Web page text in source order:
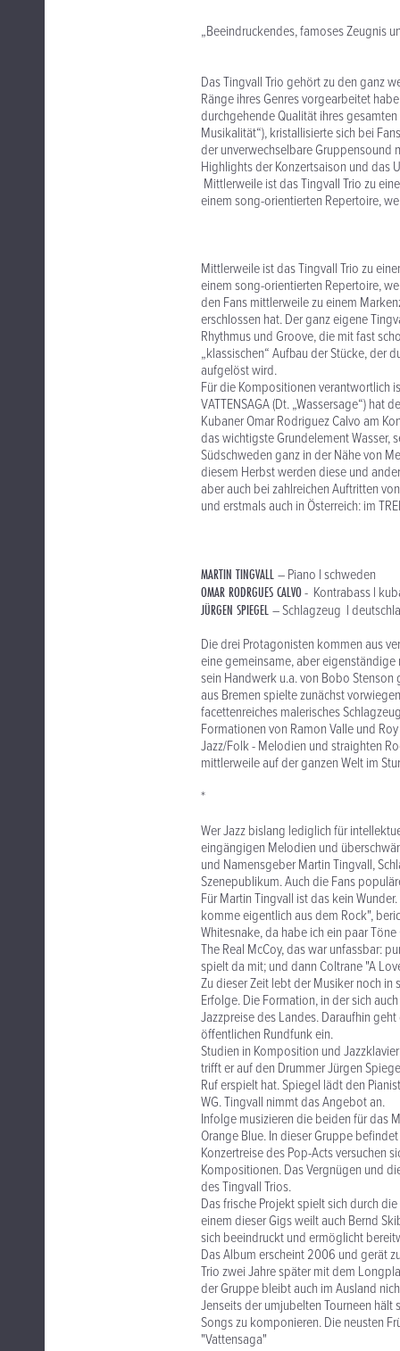
„Beeindruckendes, famoses Zeugnis
Das Tingvall Trio gehört zu den ganz
Ränge ihres Genres vorgearbeitet
durchgehende Qualität ihres
Musikalität“), kristallisierte sich bei
der unverwechselbare Gruppensound
Highlights der Konzertsaison und das
Mittlerweile ist das Tingvall Trio zu
einem song-orientierten Repertoire,
Mittlerweile ist das Tingvall Trio zu
einem song-orientierten Repertoire,
den Fans mittlerweile zu einem
erschlossen hat. Der ganz eigene
Rhythmus und Groove, die mit fast
„klassischen“ Aufbau der Stücke, der
aufgelöst wird.
Für die Kompositionen verantwortlich
VATTENSAGA (Dt. „Wassersage“)
Kubaner Omar Rodriguez Calvo am
das wichtigste Grundelement Wasser,
Südschweden ganz in der Nähe von
diesem Herbst werden diese und
aber auch bei zahlreichen Auftritten
und erstmals auch in Österreich: im
MARTIN TINGVALL– Piano l schweden
OMAR RODRGUES CALVO- Kontrabass l
JÜRGEN SPIEGEL– Schlagzeug l
Die drei Protagonisten kommen aus
eine gemeinsame, aber
sein Handwerk u.a. von Bobo
aus Bremen spielte zunächst
facettenreiches malerisches
Formationen von Ramon Valle und
Jazz/Folk - Melodien und straighten
mittlerweile auf der ganzen Welt im
*
Wer Jazz bislang lediglich für
eingängigen Melodien und
und Namensgeber Martin Tingvall,
Szenepublikum. Auch die Fans
Für Martin Tingvall ist das kein
komme eigentlich aus dem Rock",
Whitesnake, da habe ich ein paar
The Real McCoy, das war unfassbar:
spielt da mit; und dann Coltrane "A
Zu dieser Zeit lebt der Musiker noch
Erfolge. Die Formation, in der sich
Jazzpreise des Landes. Daraufhin
öffentlichen Rundfunk ein.
Studien in Komposition und
trifft er auf den Drummer Jürgen
Ruf erspielt hat. Spiegel lädt den
WG. Tingvall nimmt das Angebot an.
Infolge musizieren die beiden für das
Orange Blue. In dieser Gruppe
Konzertreise des Pop-Acts versuchen
Kompositionen. Das Vergnügen und
des Tingvall Trios.
Das frische Projekt spielt sich durch
einem dieser Gigs weilt auch Bernd
sich beeindruckt und ermöglicht
Das Album erscheint 2006 und gerät
Trio zwei Jahre später mit dem
der Gruppe bleibt auch im Ausland
Jenseits der umjubelten Tourneen
Songs zu komponieren. Die neusten
"Vattensaga"